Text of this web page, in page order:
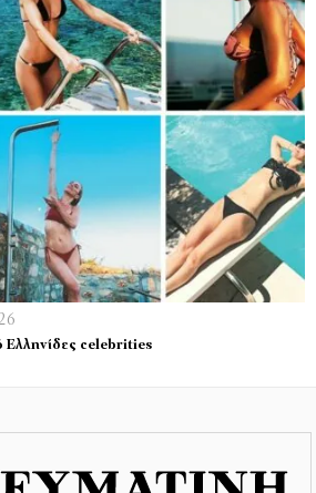
Ελληνίδες celebrities